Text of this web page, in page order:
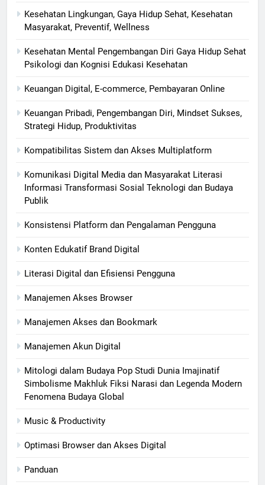
Kesehatan Lingkungan, Gaya Hidup Sehat, Kesehatan
Masyarakat, Preventif, Wellness
Kesehatan Mental Pengembangan Diri Gaya Hidup Sehat
Psikologi dan Kognisi Edukasi Kesehatan
Keuangan Digital, E-commerce, Pembayaran Online
Keuangan Pribadi, Pengembangan Diri, Mindset Sukses,
Strategi Hidup, Produktivitas
Kompatibilitas Sistem dan Akses Multiplatform
Komunikasi Digital Media dan Masyarakat Literasi
Informasi Transformasi Sosial Teknologi dan Budaya
Publik
Konsistensi Platform dan Pengalaman Pengguna
Konten Edukatif Brand Digital
Literasi Digital dan Efisiensi Pengguna
Manajemen Akses Browser
Manajemen Akses dan Bookmark
Manajemen Akun Digital
Mitologi dalam Budaya Pop Studi Dunia Imajinatif
Simbolisme Makhluk Fiksi Narasi dan Legenda Modern
Fenomena Budaya Global
Music & Productivity
Optimasi Browser dan Akses Digital
Panduan